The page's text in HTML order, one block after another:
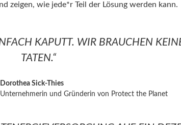
zeigen, wie jede*r Teil der Lösung werden kann.
KAPUTT. WIR BRAUCHEN
TATEN.“
Dorothea Sick-Thies
Unternehmerin und Gründerin von Protect the Planet